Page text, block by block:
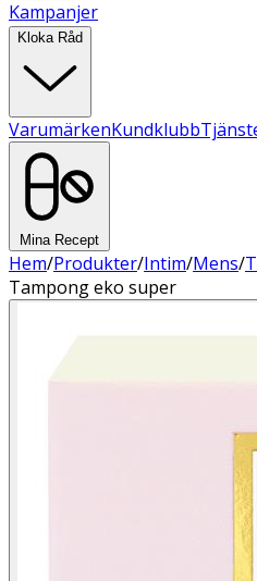
Kampanjer
Kloka Råd
VarumärkenKundklubb
Mina Recept
Hem/Produkter/Intim/Mens/
Tampong eko super